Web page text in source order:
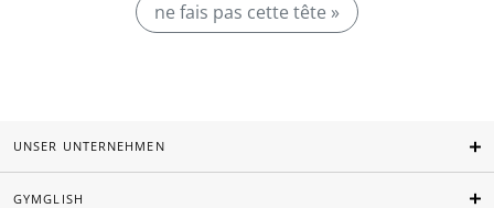
ne fais pas cette tête »
UNSER UNTERNEHMEN
GYMGLISH